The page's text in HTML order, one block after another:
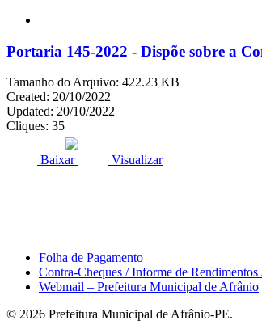
Portaria 145-2022 - Dispõe sobre a
Tamanho do Arquivo: 422.23 KB
Created: 20/10/2022
Updated: 20/10/2022
Cliques: 35
Baixar Visualizar
Folha de Pagamento
Contra-Cheques / Informe de Rendimentos
Webmail – Prefeitura Municipal de Afrânio
© 2026 Prefeitura Municipal de Afrânio-PE.